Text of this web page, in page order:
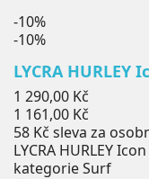
-10%
-10%
LYCRA HURLEY
Běžná
cena
1 290,00 Kč
Cena
1 161,00 Kč
58 Kč sleva za
LYCRA HURLEY
kategorie Surf